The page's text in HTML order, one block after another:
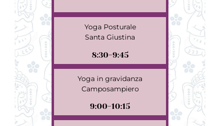
Yoga Posturale
Santa Giustina
8:30-9:45
Yoga in gravidanza
Camposampiero
9:00-10:15